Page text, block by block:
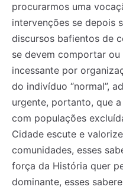
procurarmos uma
intervenções se depois
discursos bafientos de
se devem comportar ou
incessante por
do indivíduo “normal”,
urgente, portanto, que
com populações
Cidade escute e
comunidades, esses
força da História quer
dominante, esses